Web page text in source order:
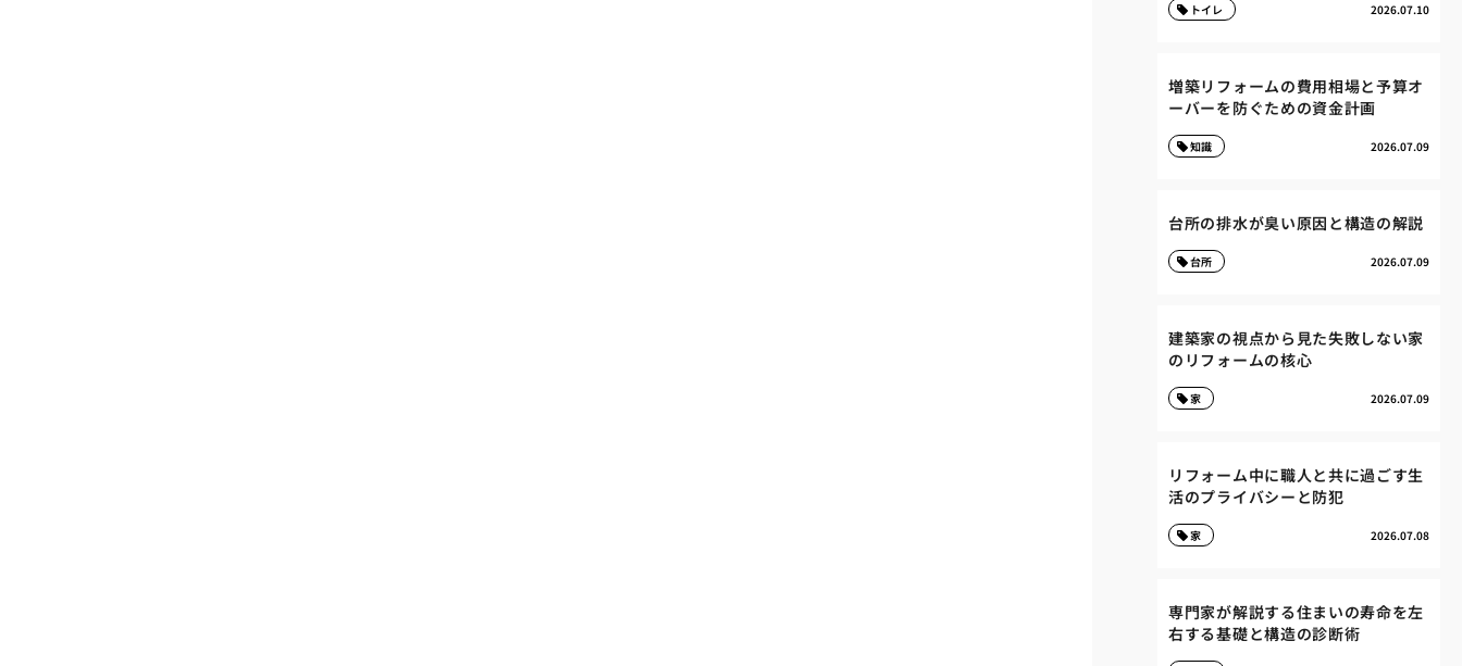
2026.07.10
トイレ
増築リフォームの費用相場と予算オ
ーバーを防ぐための資金計画
2026.07.09
知識
台所の排水が臭い原因と構造の解説
2026.07.09
台所
建築家の視点から見た失敗しない家
のリフォームの核心
2026.07.09
家
リフォーム中に職人と共に過ごす生
活のプライバシーと防犯
2026.07.08
家
専門家が解説する住まいの寿命を左
右する基礎と構造の診断術